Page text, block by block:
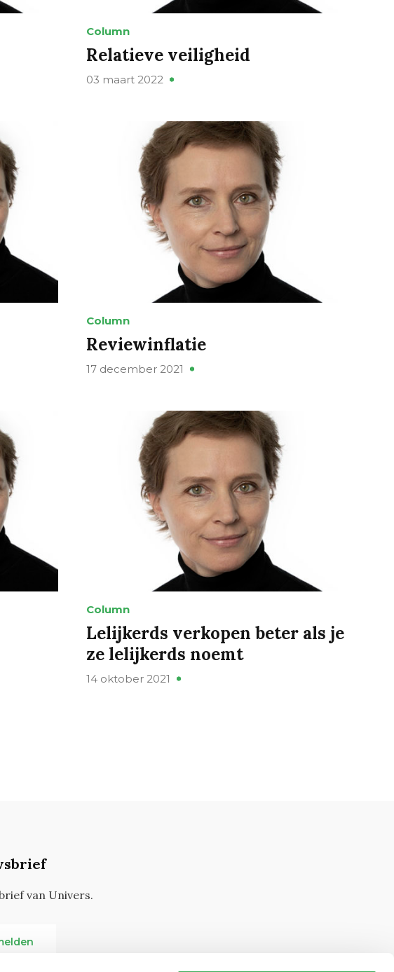
Column
Relatieve veiligheid
03 maart 2022
Column
Reviewinflatie
17 december 2021
Column
Lelijkerds verkopen beter als je
ze lelijkerds noemt
14 oktober 2021
van Univers.